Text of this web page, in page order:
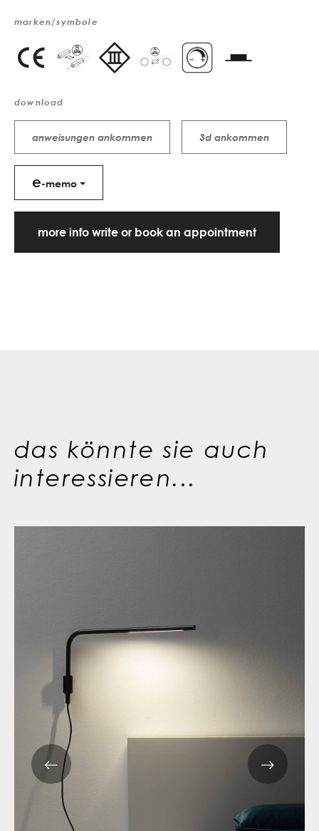
marken/symbole
download
anweisungen ankommen 3d ankommen
e-memo
more info write or book an appointment
das könnte sie auch
interessieren...